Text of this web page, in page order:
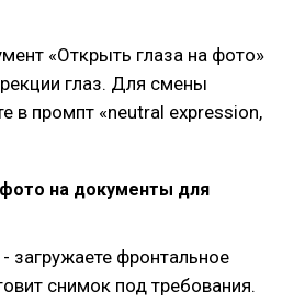
«Открыть глаза на фото»
глаз. Для смены
в промпт «neutral expression,
на документы для
загружаете фронтальное
снимок под требования.